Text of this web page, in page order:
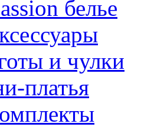
белье
и чулки
платья